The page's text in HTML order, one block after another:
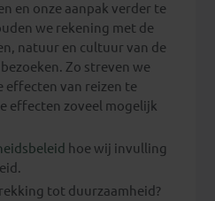
en onze aanpak verder te
we rekening met de
natuur en cultuur van de
Zo streven we
effecten van reizen te
effecten zoveel mogelijk
hoe wij invulling
tot duurzaamheid?